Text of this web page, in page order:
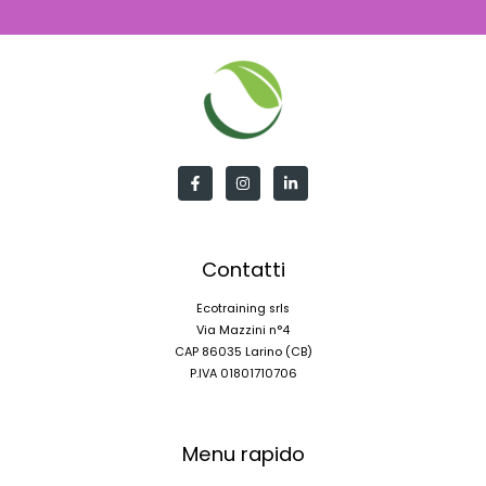
Contatti
Ecotraining srls
Via Mazzini n°4
CAP 86035 Larino (CB)
P.IVA 01801710706
Menu rapido